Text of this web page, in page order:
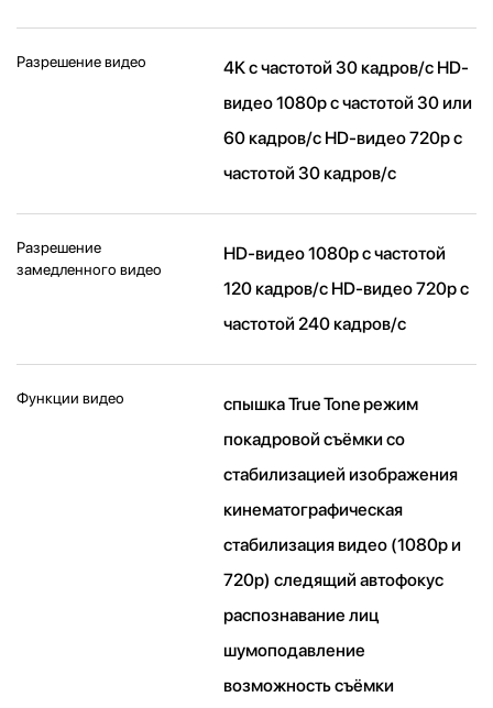
Разрешение видео
4K с частотой 30 кадров/ с HD-
видео 1080p с частотой 30 или
60 кадров/ с HD-видео 720p с
частотой 30 кадров/ с
Разрешение
замедленного видео
HD-видео 1080р c частотой
120 кадров/ с HD-видео 720р c
частотой 240 кадров/ с
Функции видео
спышка True Tone режим
покадровой съёмки со
стабилизацией изображения
кинематографическая
стабилизация видео (1080p и
720p) следящий автофокус
распознавание лиц
шумоподавление
возможность съёмки